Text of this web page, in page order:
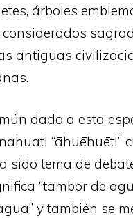
árboles
antiguas
dado a esta
“āhuēhuētl”
sido tema de
“tambor de
y también se